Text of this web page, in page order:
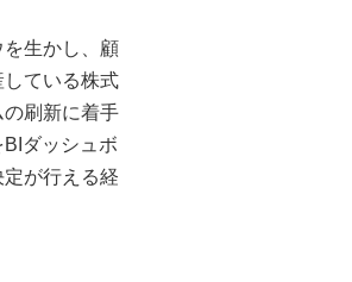
生かし、顧
ている株式
刷新に着手
ダッシュボ
が行える経